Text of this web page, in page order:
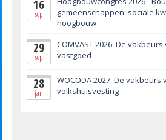
16
sep
gemeenschappen: sociale
hoogbouw
29
sep
COMVAST 2026: De
vastgoed
28
jan
WOCODA 2027: De vakbeurs
volkshuisvesting